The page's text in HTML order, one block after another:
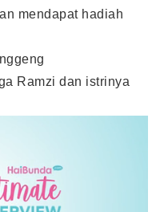
mendapat hadiah
Ramzi dan istrinya